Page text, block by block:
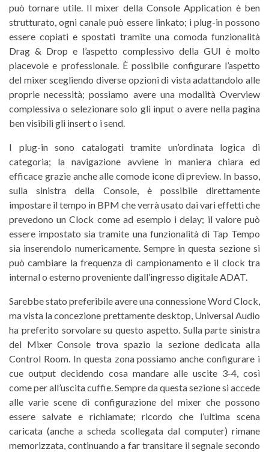
può tornare utile. Il mixer della Console Application è ben
strutturato, ogni canale può essere linkato; i plug-in possono
essere copiati e spostati tramite una comoda funzionalità
Drag & Drop e l’aspetto complessivo della GUI è molto
piacevole e professionale. È possibile configurare l’aspetto
del mixer scegliendo diverse opzioni di vista adattandolo alle
proprie necessità; possiamo avere una modalità Overview
complessiva o selezionare solo gli input o avere nella pagina
ben visibili gli insert o i send.
I plug-in sono catalogati tramite un’ordinata logica di
categoria; la navigazione avviene in maniera chiara ed
efficace grazie anche alle comode icone di preview. In basso,
sulla sinistra della Console, è possibile direttamente
impostare il tempo in BPM che verrà usato dai vari effetti che
prevedono un Clock come ad esempio i delay; il valore può
essere impostato sia tramite una funzionalità di Tap Tempo
sia inserendolo numericamente. Sempre in questa sezione si
può cambiare la frequenza di campionamento e il clock tra
internal o esterno proveniente dall’ingresso digitale ADAT.
Sarebbe stato preferibile avere una connessione Word Clock,
ma vista la concezione prettamente desktop, Universal Audio
ha preferito sorvolare su questo aspetto. Sulla parte sinistra
del Mixer Console trova spazio la sezione dedicata alla
Control Room. In questa zona possiamo anche configurare i
cue output decidendo cosa mandare alle uscite 3-4, così
come per all’uscita cuffie. Sempre da questa sezione si accede
alle varie scene di configurazione del mixer che possono
essere salvate e richiamate; ricordo che l’ultima scena
caricata (anche a scheda scollegata dal computer) rimane
memorizzata, continuando a far transitare il segnale secondo